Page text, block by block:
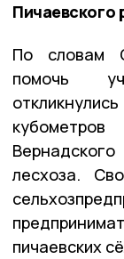
Пичаевского
По словам
помочь
кубометров
лесхоза.
пичаевских